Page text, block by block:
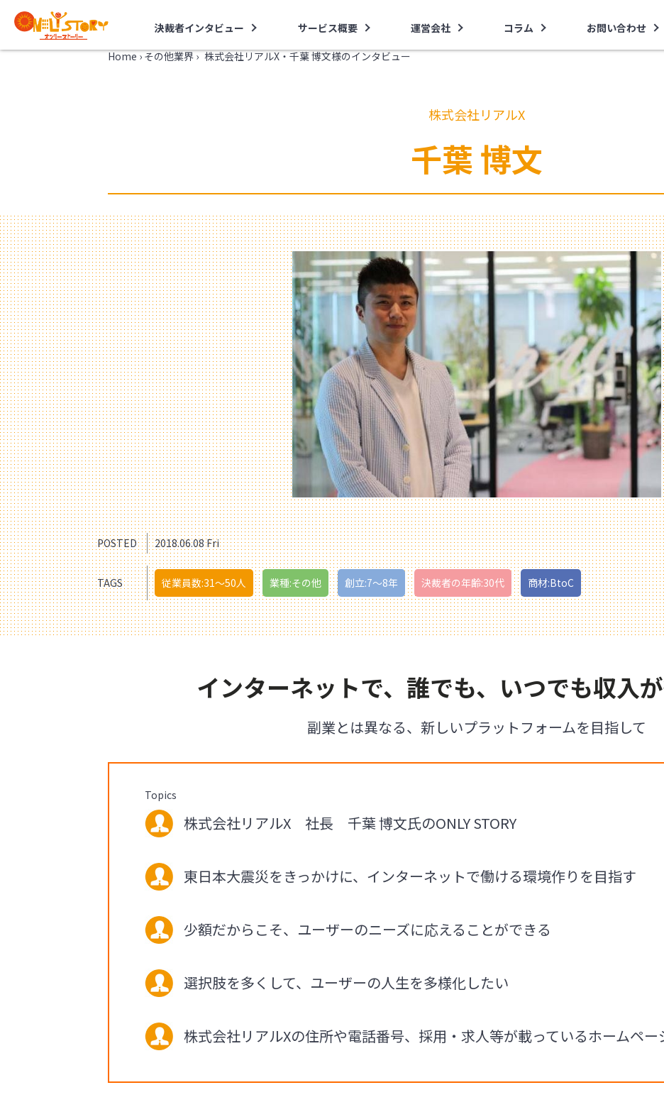
決裁者インタビュー サービス概要 運営会社 コラム お問い合わせ
Home › その他業界 › 株式会社リアルX・千葉 博文様のインタビュー
株式会社リアルX
千葉 博文
POSTED 2018.06.08 Fri
TAGS 従業員数:31〜50人 業種:その他 創立:7〜8年 決裁者の年齢:30代 商材:BtoC
インターネットで、誰でも、いつでも収入
副業とは異なる、新しいプラットフォームを目指して
Topics
株式会社リアルX 社長 千葉 博文氏のONLY STORY
東日本大震災をきっかけに、インターネットで働ける環境作りを目指す
少額だからこそ、ユーザーのニーズに応えることができる
選択肢を多くして、ユーザーの人生を多様化したい
株式会社リアルXの住所や電話番号、採用・求人等が載っているホームペ